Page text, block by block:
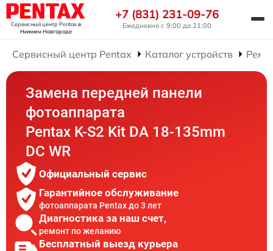
Сервисный центр Pentaxв
Нижнем Новгороде
+7 (831) 231-09-76
Ежедневно с 9:00 до 21:00
Сервисный центр Pentax Каталог устройств
Замена передней панели
фотоаппарата
Pentax K-S2 Kit DA 18-135mm
DC WR
Официальный сервис
Гарантийное обслуживание
фотоаппарата Pentax до 3 лет
Диагностика за наш счет,
ремонт по желанию
Бесплатный выезд курьера